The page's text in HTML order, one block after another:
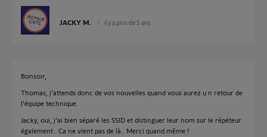
JACKY M. il y a plus de 5 ans
Bonsoir,
Thomas, j'attends donc de vos nouvelles quand vous aurez u n retour de
l'équipe technique.
Jacky, oui, j'ai bien séparé les SSID et distinguer leur nom sur le répéteur
également.. Ca ne vient pas de là.. Merci quand même !